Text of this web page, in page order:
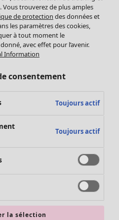
-70
trouverez de plus amples
de protection des données et
les paramètres des cookies,
à tout moment le
avec effet pour l’avenir.
Information
consentement
Toujours actif
Toujours actif
la sélection